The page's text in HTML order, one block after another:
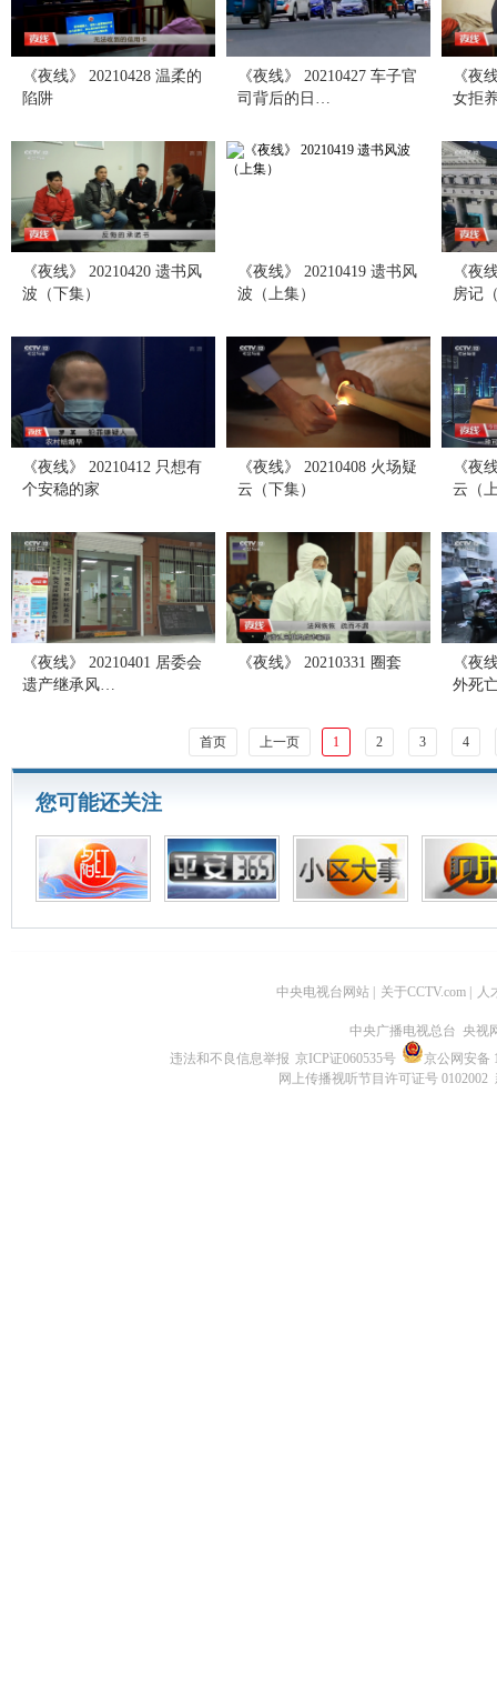
《夜线》 20210428 温柔的
陷阱
《夜线》 20210427 车子官
司背后的日…
《夜
女拒
《夜线》 20210420 遗书风
波（下集）
《夜线》 20210419 遗书风
波（上集）
《夜
房记
《夜线》 20210412 只想有
个安稳的家
《夜线》 20210408 火场疑
云（下集）
《夜
云（
《夜线》 20210401 居委会
遗产继承风…
《夜线》 20210331 圈套
《夜
外死
首页 上一页 1 2 3 4
您可能还关注
中央电视台网站 关于CCTV.com 人
中央广播电视总台 央视
违法和不良信息举报 京ICP证060535号
京公网安备
网上传播视听节目许可证号 0102002